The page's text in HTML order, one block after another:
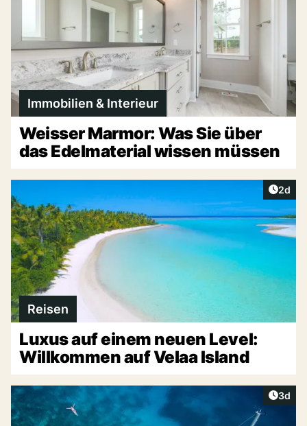
Immobilien & Interieur
Weisser Marmor: Was Sie über
das Edelmaterial wissen müssen
2d
Reisen
Luxus auf einem neuen Level:
Willkommen auf Velaa Island
3d